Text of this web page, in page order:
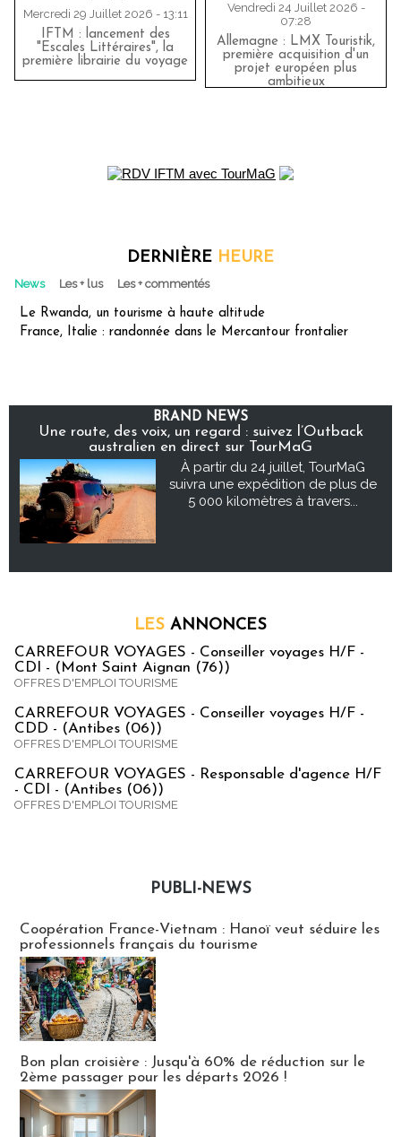
Mercredi 29 Juillet 2026 - 13:11
IFTM : lancement des
"Escales Littéraires", la
première librairie du voyage
Vendredi 24 Juillet 2026 -
07:28
Allemagne : LMX Touristik,
première acquisition d'un
projet européen plus
ambitieux
DERNIÈRE HEURE
News Les + lus Les + commentés
Le Rwanda, un tourisme à haute altitude
France, Italie : randonnée dans le Mercantour frontalier
BRAND NEWS
Une route, des voix, un regard : suivez l’Outback
australien en direct sur TourMaG
À partir du 24 juillet, TourMaG
suivra une expédition de plus de
5 000 kilomètres à travers...
LES ANNONCES
CARREFOUR VOYAGES - Conseiller voyages H/F -
CDI - (Mont Saint Aignan (76))
OFFRES D'EMPLOI TOURISME
CARREFOUR VOYAGES - Conseiller voyages H/F -
CDD - (Antibes (06))
OFFRES D'EMPLOI TOURISME
CARREFOUR VOYAGES - Responsable d'agence H/F
- CDI - (Antibes (06))
OFFRES D'EMPLOI TOURISME
PUBLI-NEWS
Coopération France-Vietnam : Hanoï veut séduire les
professionnels français du tourisme
Bon plan croisière : Jusqu'à 60% de réduction sur le
2ème passager pour les départs 2026 !